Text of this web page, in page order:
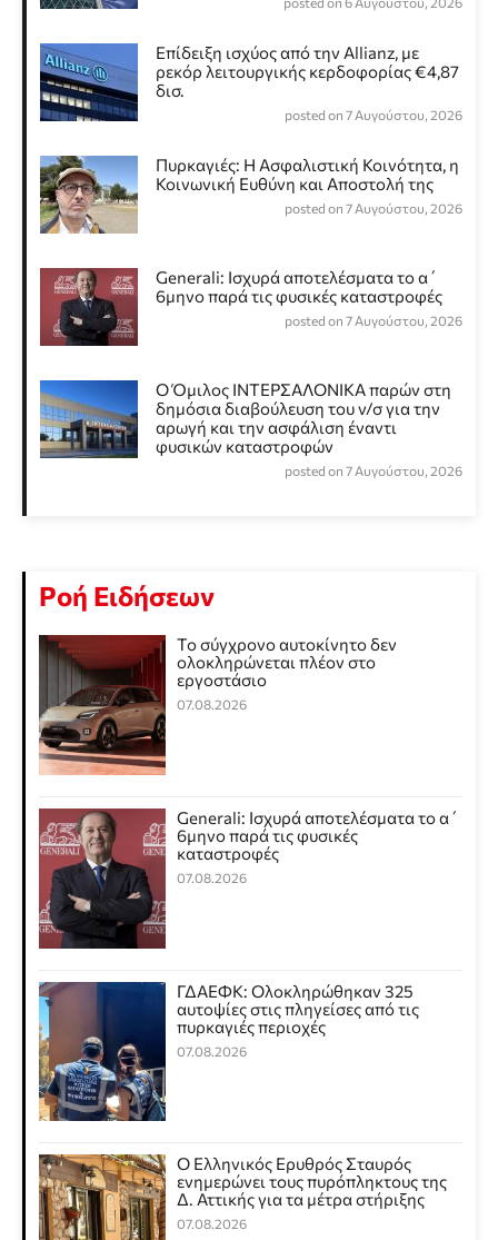
Επίδειξη ισχύος από την Allianz, με
ρεκόρ λειτουργικής κερδοφορίας €4,87
δισ.
posted on 7 Αυγούστου, 2026
Πυρκαγιές: Η Ασφαλιστική Κοινότητα, η
Κοινωνική Ευθύνη και Αποστολή της
posted on 7 Αυγούστου, 2026
Generali: Ισχυρά αποτελέσματα το α΄
6μηνο παρά τις φυσικές καταστροφές
posted on 7 Αυγούστου, 2026
Ο Όμιλος ΙΝΤΕΡΣΑΛΟΝΙΚΑ παρών στη
δημόσια διαβούλευση του ν/σ για την
αρωγή και την ασφάλιση έναντι
φυσικών καταστροφών
posted on 7 Αυγούστου, 2026
Ροή Ειδήσεων
Το σύγχρονο αυτοκίνητο δεν
ολοκληρώνεται πλέον στο
εργοστάσιο
07.08.2026
Generali: Ισχυρά αποτελέσματα το α΄
6μηνο παρά τις φυσικές
καταστροφές
07.08.2026
ΓΔΑΕΦΚ: Ολοκληρώθηκαν 325
αυτοψίες στις πληγείσες από τις
πυρκαγιές περιοχές
07.08.2026
Ο Ελληνικός Ερυθρός Σταυρός
ενημερώνει τους πυρόπληκτους της
Δ. Αττικής για τα μέτρα στήριξης
07.08.2026